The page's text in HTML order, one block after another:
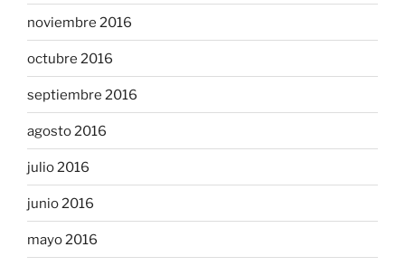
noviembre 2016
octubre 2016
septiembre 2016
agosto 2016
julio 2016
junio 2016
mayo 2016